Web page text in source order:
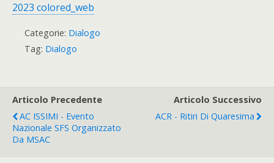
2023 colored_web
Categorie: Dialogo
Tag: Dialogo
Articolo Precedente
AC ISSIMI - Evento
Nazionale SFS Organizzato
Da MSAC
Articolo Successivo
ACR - Ritiri Di Quaresima